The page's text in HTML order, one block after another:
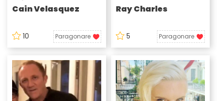
Cain Velasquez
10 Paragonare
Ray Charles
5 Paragonare